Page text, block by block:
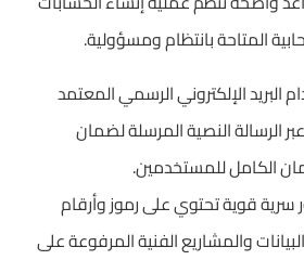
المتاحة بانتظام ومسؤولية.
البريد الإلكتروني الرسمي المعتمد
الرسالة النصية المرسلة لضمان
الكامل للمستخدمين.
سرية قوية تحتوي على رموز وأرقام
والمشاريع الفنية المرفوعة على